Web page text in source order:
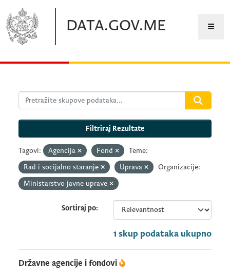
DATA.GOV.ME
Filtriraj Rezultate
Tagovi: Agencija Fond
Teme:
Rad i socijalno staranje
Uprava
Organizacije:
Ministarstvo javne uprave
Sortiraj po
1 skup podataka ukupno
Državne agencije i fondovi